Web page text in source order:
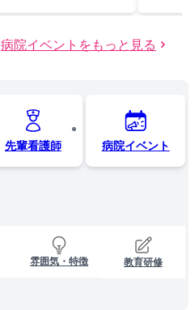
病院イベントをもっと見る
先輩看護師 病院イベント
雰囲気・特徴 教育研修